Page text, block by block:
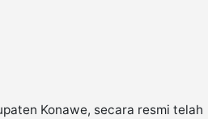
Konawe, secara resmi telah